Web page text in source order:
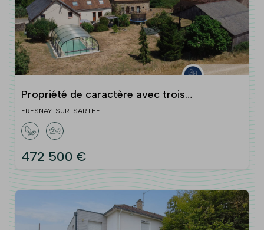
Propriété de caractère avec trois
habitations, piscine et dépendances
FRESNAY-SUR-SARTHE
472 500 €